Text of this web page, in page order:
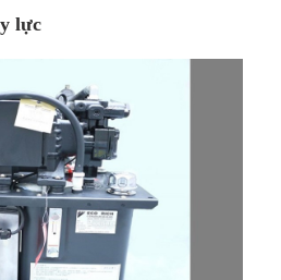
lực